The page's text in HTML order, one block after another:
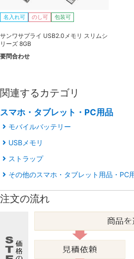
名入れ可 のし可 包装可
サンワサプライ USB2.0メモリ スリムシ
リーズ 8GB
要問合わせ
関連するカテゴリ
スマホ・タブレット・PC用品
モバイルバッテリー
USBメモリ
ストラップ
その他のスマホ・タブレット用品・PC
注文の流れ